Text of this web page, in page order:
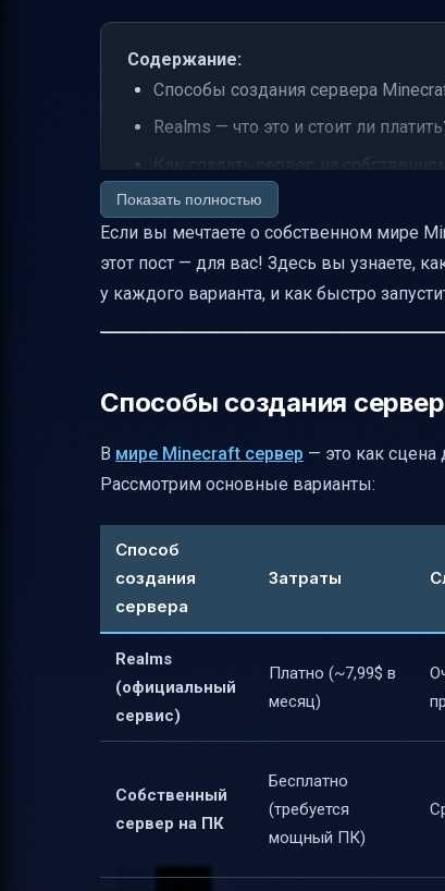
Содержание:
Способы создания сервера
Realms — что это и стоит ли
Как создать сервер на
Локальный сервер через LAN —
Бесплатные хостинги — игра без
VPN-сеть через Hamachi — играем
Полезные советы для быстрого
Заключение
Показать полностью
Если вы мечтаете о собственном мире
этот пост — для вас! Здесь вы узнаете,
у каждого варианта, и как быстро
Способы создания
В мире Minecraft сервер — это как сцена
Рассмотрим основные варианты:
Способ
создания
сервера
Затраты
Realms
(официальный
сервис)
Платно (~7,99$ в
месяц)
Собственный
сервер на ПК
Бесплатно
(требуется
мощный ПК)